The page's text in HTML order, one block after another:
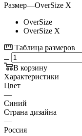
Размер—OverSize X
OverSize
OverSize X
Таблица размеров
В корзину
Характеристики
Цвет
—
Синий
Страна дизайна
—
Россия